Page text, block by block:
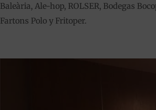
Baleària, Ale-hop, ROLSER, Bodegas
Fartons Polo y Fritoper.